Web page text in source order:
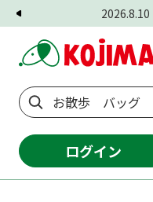
2026.8.10
ログイン